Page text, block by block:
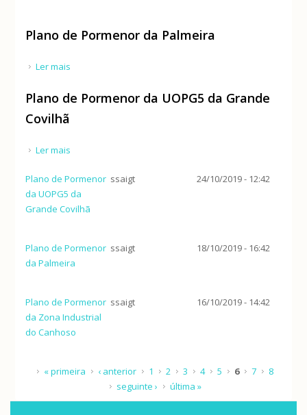
Plano de Pormenor da Palmeira
Ler mais
Plano de Pormenor da UOPG5 da Grande
Covilhã
Ler mais
Plano de Pormenor
da UOPG5 da
Grande Covilhã
ssaigt 24/10/2019 - 12:42
Plano de Pormenor
da Palmeira
ssaigt 18/10/2019 - 16:42
Plano de Pormenor
da Zona Industrial
do Canhoso
ssaigt 16/10/2019 - 14:42
Páginas
« primeira ‹ anterior 1 2 3 4 5 6 7
8
seguinte ›
última »